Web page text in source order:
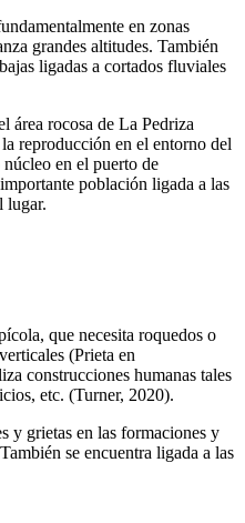
en zonas
grandes altitudes. También
ligadas a cortados fluviales
área rocosa de La Pedriza
reproducción en el entorno del
en el puerto de
población ligada a las
lugar.
que necesita roquedos o
(Prieta en
construcciones humanas tales
etc. (Turner, 2020).
y grietas en las formaciones y
se encuentra ligada a las